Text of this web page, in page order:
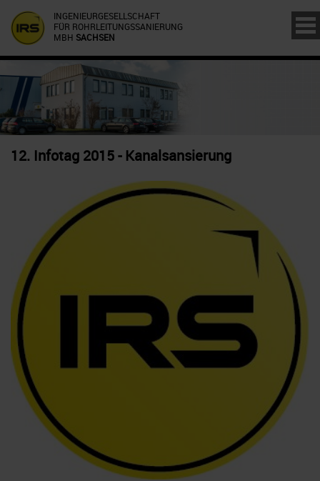
INGENIEURGESELLSCHAFT
FÜR ROHRLEITUNGSSANIERUNG
MBH SACHSEN
12. Infotag 2015 - Kanalsansierung